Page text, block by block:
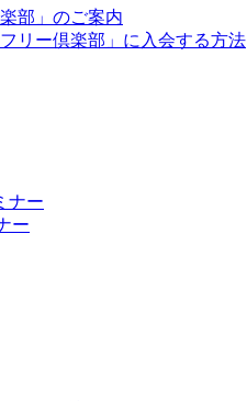
部」のご案内
リー倶楽部」に入会する方法
ナー
ー